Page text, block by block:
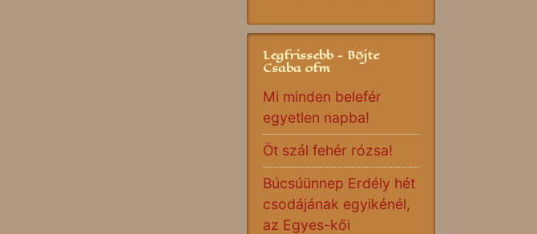
Legfrissebb - Böjte
Csaba ofm
Mi minden belefér
egyetlen napba!
Öt szál fehér rózsa!
Búcsúünnep Erdély hét
csodájának egyikénél,
az Egyes-kői